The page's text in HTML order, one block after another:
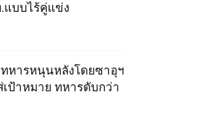
แบบไร้คู่แข่ง
หารหนุนหลังโดยซาอุฯ
ป้าหมาย ทหารดับกว่า